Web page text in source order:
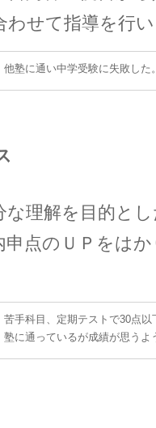
わせて指導を行
他塾に通い中学受験に失敗し
な理解を目的と
申点のＵＰをは
苦手科目、定期テストで30点以
塾に通っているが成績が思うよ